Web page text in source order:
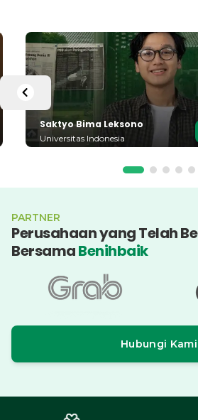
Saktyo Bima Leksono
Universitas Indonesia
PARTNER
Perusahaan yang Telah
BersamaBenihbaik
Hubungi Kami